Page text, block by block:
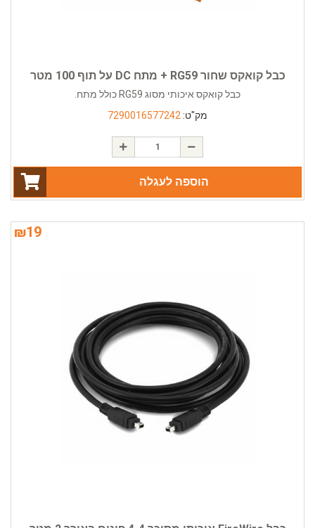
כבל קואקס שחור RG59 + מתח DC על תוף 100 מטר
כבל קואקס איכותי מסוג RG59 כולל מתח.
מק"ט: 7290016577242
הוספה לעגלה
₪19